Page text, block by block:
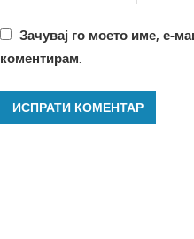
Зачувај го моето име, е-
коментирам.